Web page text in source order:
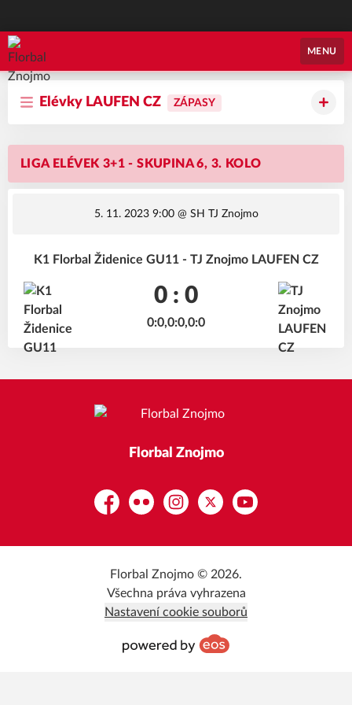
Florbal Znojmo
MENU
Elévky LAUFEN CZ ZÁPASY
LIGA ELÉVEK 3+1 - SKUPINA 6, 3. KOLO
5. 11. 2023 9:00@ SH TJ Znojmo
K1 Florbal Židenice GU11 - TJ Znojmo LAUFEN CZ
0 : 0
0:0,0:0,0:0
Florbal Znojmo
FacebookFlickr InstagramPlatform X
YouTube
Florbal Znojmo © 2026.
Všechna práva vyhrazena
Nastavení cookie souborů